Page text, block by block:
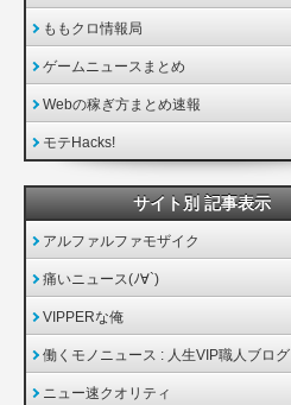
ももクロ情報局
ゲームニュースまとめ
Webの稼ぎ方まとめ速報
モテHacks!
サイト別 記事表示
アルファルファモザイク
痛いニュース(ﾉ∀`)
VIPPERな俺
働くモノニュース : 人生VIP職人ブログ
ニュー速クオリティ